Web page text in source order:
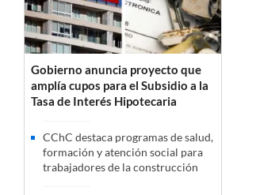
Gobierno anuncia proyecto que
amplía cupos para el Subsidio a la
Tasa de Interés Hipotecaria
CChC destaca programas de salud,
formación y atención social para
trabajadores de la construcción